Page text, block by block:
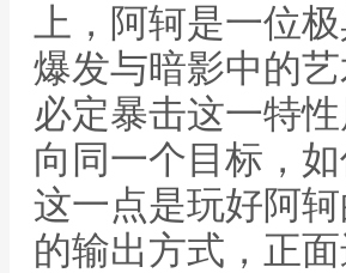
上，阿轲是一位
爆发与暗影中的
必定暴击这一特
向同一个目标，
这一点是玩好阿
的输出方式，正